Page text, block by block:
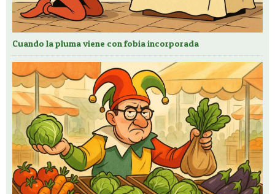
Cuando la pluma viene con fobia incorporada